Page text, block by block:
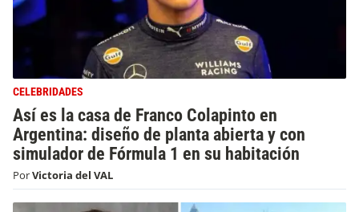
CELEBRIDADES
Así es la casa de Franco Colapinto en
Argentina: diseño de planta abierta y con
simulador de Fórmula 1 en su habitación
PorVictoria del VAL